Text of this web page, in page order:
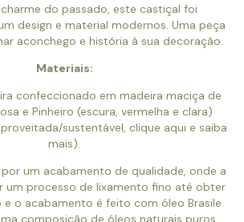
do passado, este castiçal foi
design e material modernos. Uma peça
aconchego e história à sua decoração.
Materiais:
confeccionado em madeira maciça de
e Pinheiro (escura, vermelha e clara)
sustentável, clique aqui e saiba
mais).
um acabamento de qualidade, onde a
um processo de lixamento fino até obter
o acabamento é feito com óleo Brasile
composição de óleos naturais puros,